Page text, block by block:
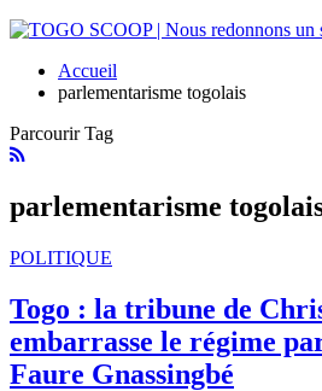
Accueil
parlementarisme togolais
Parcourir Tag
parlementarisme
POLITIQUE
Togo : la tribune de
embarrasse le régime
Faure Gnassingbé